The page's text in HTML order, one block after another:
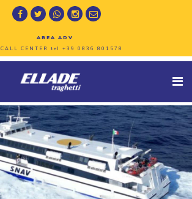
AREA ADV
CALL CENTER tel +39 0836 801578